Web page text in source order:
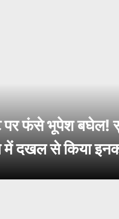
फंसे भूपेश बघेल!
में दखल से किया